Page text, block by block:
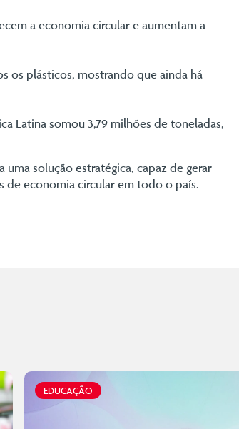
a economia circular e aumentam a
os plásticos, mostrando que ainda há
Latina somou 3,79 milhões de toneladas,
solução estratégica, capaz de gerar
de economia circular em todo o país.
EDUCAÇÃO